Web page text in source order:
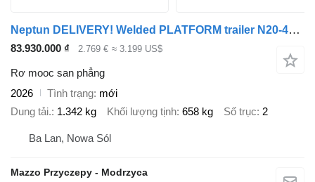
Neptun DELIVERY! Welded PLATFORM trailer N20-420, 420x215, 2000kg,GN242
83.930.000 ₫ 2.769 € ≈ 3.199 US$
Rơ mooc san phẳng
2026
Tình trạng mới
Dung tải. 1.342 kg Khối lượng tịnh 658 kg Số trục 2
Ba Lan, Nowa Sól
Mazzo Przyczepy - Modrzyca